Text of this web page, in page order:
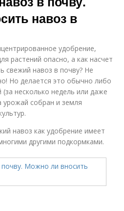
навоз в
удобрение,
растений опасно, а как насчет
свежий навоз в почву? Не
Но делается это обычно либо
(за несколько недель или даже
урожай собран и земля
навоз как удобрение имеет
другими подкормками.